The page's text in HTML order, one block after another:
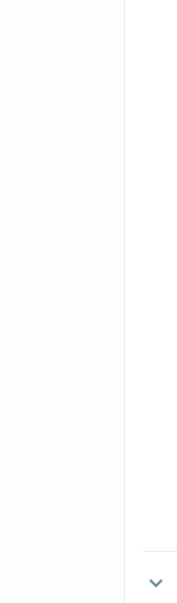
expand_more